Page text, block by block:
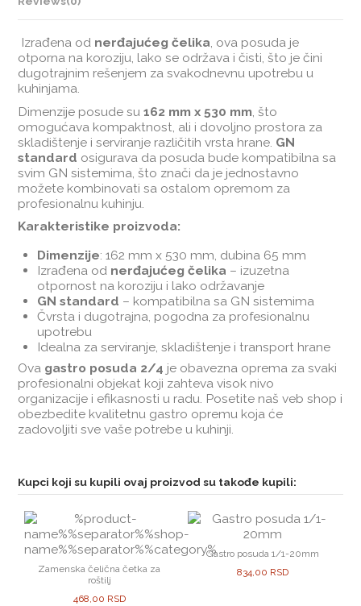
Izrađena od nerđajućeg čelika, ova posuda je
otporna na koroziju, lako se održava i čisti, što je čini
dugotrajnim rešenjem za svakodnevnu upotrebu u
kuhinjama.
Dimenzije posude su 162 mm x 530 mm, što
omogućava kompaktnost, ali i dovoljno prostora za
skladištenje i serviranje različitih vrsta hrane. GN
standard osigurava da posuda bude kompatibilna sa
svim GN sistemima, što znači da je jednostavno
možete kombinovati sa ostalom opremom za
profesionalnu kuhinju.
Karakteristike proizvoda:
Dimenzije: 162 mm x 530 mm, dubina 65 mm
Izrađena od nerđajućeg čelika – izuzetna
otpornost na koroziju i lako održavanje
GN standard – kompatibilna sa GN sistemima
Čvrsta i dugotrajna, pogodna za profesionalnu
upotrebu
Idealna za serviranje, skladištenje i transport hrane
Ova gastro posuda 2/4 je obavezna oprema za svaki
profesionalni objekat koji zahteva visok nivo
organizacije i efikasnosti u radu. Posetite naš veb shop i
obezbedite kvalitetnu gastro opremu koja će
zadovoljiti sve vaše potrebe u kuhinji.
Kupci koji su kupili ovaj proizvod su takođe kupili:
Zamenska čelična četka za
roštilj
468,00 RSD
Gastro posuda 1/1-20mm
834,00 RSD